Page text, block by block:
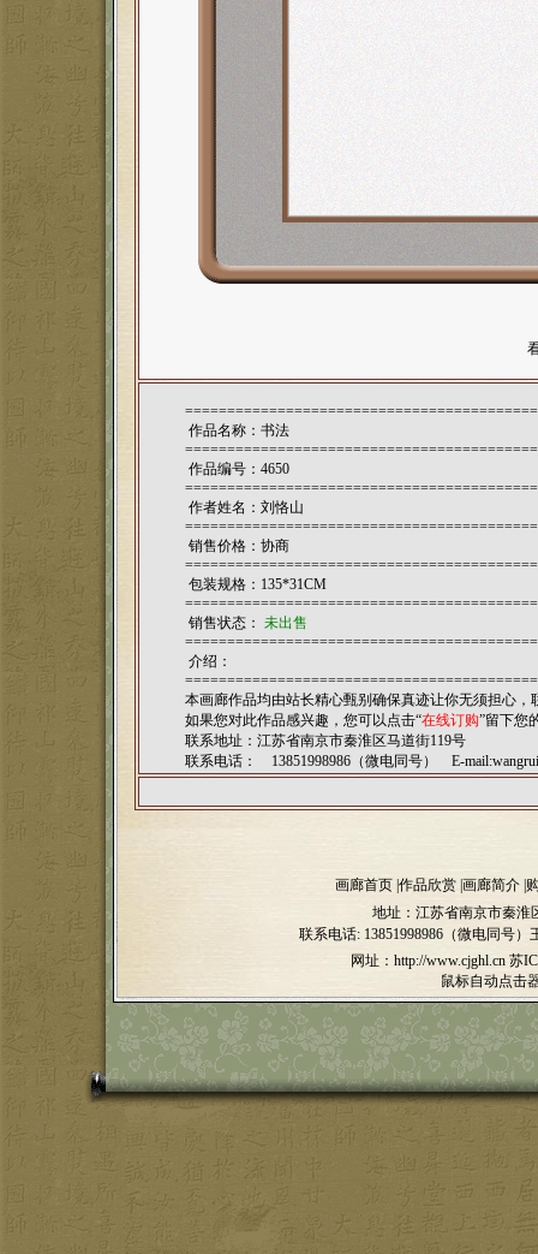
作品名称：书法
作品编号：4650
作者姓名： 刘恪山
销售价格：协商
包装规格：135*31CM
销售状态： 未出售
介绍：
本画廊作品均由站长精心甄别确保真迹让你无须担心，
如果您对此作品感兴趣，您可以点击“在线订购”留下您
联系地址：江苏省南京市秦淮区马道街119号
联系电话： 13851998986（微电同号） E-mail:
画廊首页 作品欣赏 画廊简介
地址：江苏省南京市秦淮
联系电话: 13851998986（微电同号）
网址：http://www.cjghl.cn 苏
鼠标自动点击